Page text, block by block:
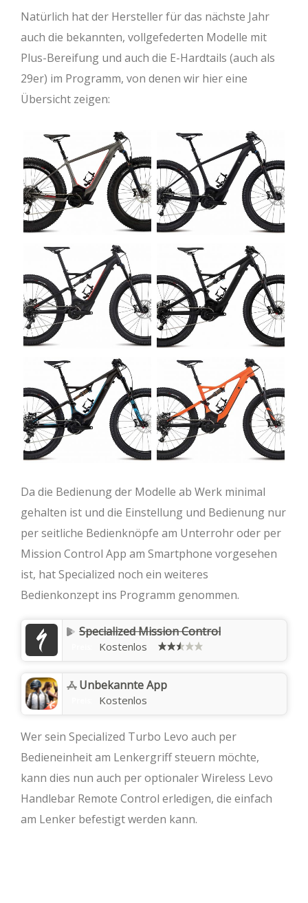
Natürlich hat der Hersteller für das nächste Jahr
auch die bekannten, vollgefederten Modelle mit
Plus-Bereifung und auch die E-Hardtails (auch als
29er) im Programm, von denen wir hier eine
Übersicht zeigen:
Da die Bedienung der Modelle ab Werk minimal
gehalten ist und die Einstellung und Bedienung nur
per seitliche Bedienknöpfe am Unterrohr oder per
Mission Control App am Smartphone vorgesehen
ist, hat Specialized noch ein weiteres
Bedienkonzept ins Programm genommen.
Specialized Mission Control
Kostenlos
Unbekannte App
Kostenlos
Wer sein Specialized Turbo Levo auch per
Bedieneinheit am Lenkergriff steuern möchte,
kann dies nun auch per optionaler Wireless Levo
Handlebar Remote Control erledigen, die einfach
am Lenker befestigt werden kann.